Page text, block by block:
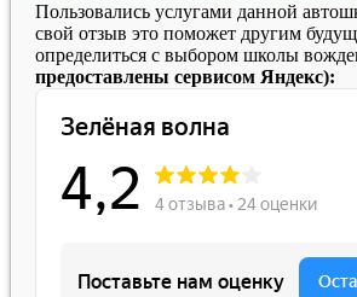
Пользовались услугами данной
свой отзыв это поможет другим
определиться с выбором школы
предоставлены сервисом Яндекс):